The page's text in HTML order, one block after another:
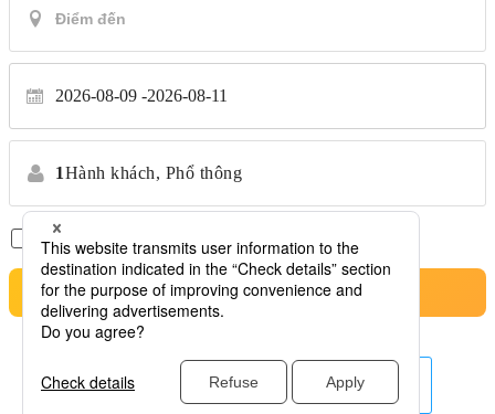
2026-08-09 2026-08-11
1Hành khách, Phổ thông
Chỉ có chuyến bay thẳng *Không chuyển nhượng
Tìm kiếm
hãng hàng không khác ở đây.